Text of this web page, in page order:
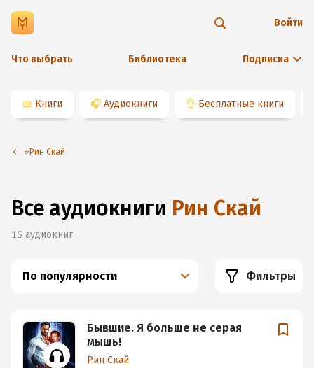
Что выбрать Библиотека Подписка
Войти
📖 Книги 🎧 Аудиокниги 👌 Бесплатные книги
⭐️Рин Скай
Все аудиокниги Рин Скай
15 аудиокниг
По популярности Фильтры
Бывшие. Я больше не серая
мышь!
Рин Скай